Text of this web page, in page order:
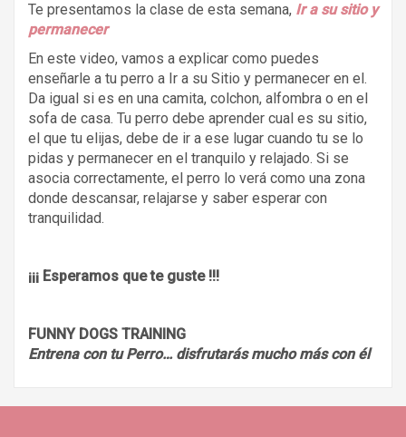
Te presentamos la clase de esta semana, Ir a su sitio y
permanecer
En este video, vamos a explicar como puedes
enseñarle a tu perro a Ir a su Sitio y permanecer en el.
Da igual si es en una camita, colchon, alfombra o en el
sofa de casa. Tu perro debe aprender cual es su sitio,
el que tu elijas, debe de ir a ese lugar cuando tu se lo
pidas y permanecer en el tranquilo y relajado. Si se
asocia correctamente, el perro lo verá como una zona
donde descansar, relajarse y saber esperar con
tranquilidad.
¡¡¡ Esperamos que te guste !!!
FUNNY DOGS TRAINING
Entrena con tu Perro… disfrutarás mucho más con él